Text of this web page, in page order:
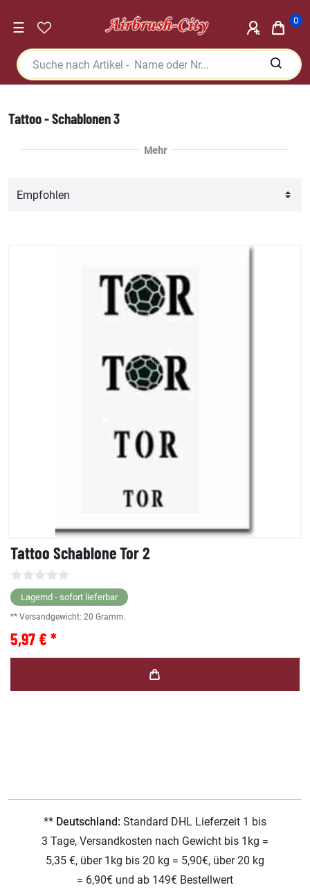
☰ 0
Tattoo - Schablonen 3
Tattoo Schablone Tor 2
Lagernd - sofort lieferbar
** Versandgewicht: 20 Gramm.
5,97 € *
** Deutschland: Standard DHL Lieferzeit 1 bis
3 Tage, Versandkosten nach Gewicht bis 1kg =
5,35 €, über 1kg bis 20 kg = 5,90€, über 20 kg
= 6,90€ und ab 149€ Bestellwert